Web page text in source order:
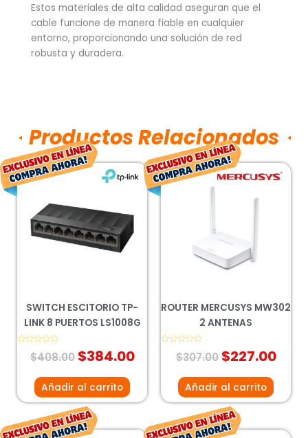
Estos materiales de alta calidad aseguran que el
cable funcione de manera fiable en cualquier
entorno, proporcionando una solución de red
robusta y duradera.
Productos Relacionados
SWITCH ESCITORIO TP-
LINK 8 PUERTOS LS1008G
Valorado
$408.00
El
precio
original
era:
$408.00.
$384.00
El
precio
$384.00.
Añadir al carrito
ROUTER MERCUSYS MW302
2 ANTENAS
Valorado
$307.00
El
$307.00.
$227.00
El
Añadir al carrito